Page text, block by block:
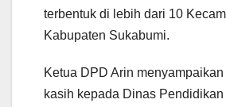
terbentuk di lebih dari 10
Kabupaten Sukabumi.
Ketua DPD Arin
kasih kepada Dinas Pendidikan